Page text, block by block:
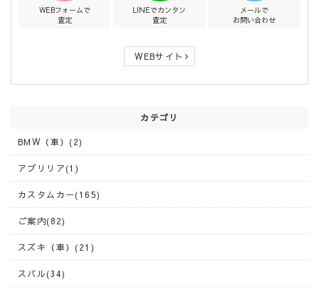
WEBフォームで
査定
LINEでカンタン
査定
メールで
お問い合わせ
WEBサイト
カテゴリ
BMW（車）(2)
アプリリア(1)
カスタムカー(165)
ご案内(82)
スズキ（車）(21)
スバル(34)